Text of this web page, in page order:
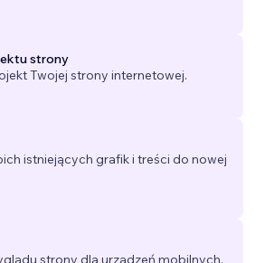
strony
Twojej strony internetowej.
istniejących grafik i treści do nowej
strony dla urządzeń mobilnych.